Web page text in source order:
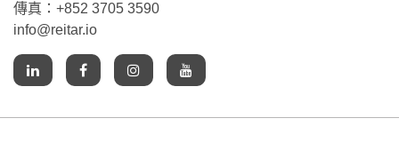
傳真：+852 3705 3590
info@reitar.io